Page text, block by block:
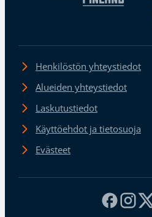
Henkilöstön yhteystiedot
Alueiden yhteystiedot
Laskutustiedot
Käyttöehdot ja tietosuoja
Evästeet